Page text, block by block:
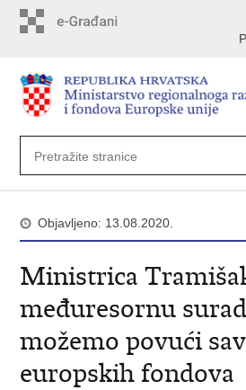
Objavljeno: 13.08.2020.
Ministrica
međuresornu
možemo povući
europskih fondova